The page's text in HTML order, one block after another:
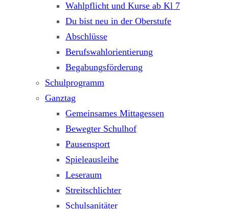
Wahlpflicht und Kurse ab Kl 7
Du bist neu in der Oberstufe
Abschlüsse
Berufswahlorientierung
Begabungsförderung
Schulprogramm
Ganztag
Gemeinsames Mittagessen
Bewegter Schulhof
Pausensport
Spieleausleihe
Leseraum
Streitschlichter
Schulsanitäter